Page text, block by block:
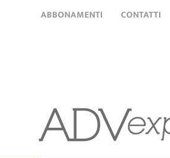
ABBONAMENTI CONTATTI